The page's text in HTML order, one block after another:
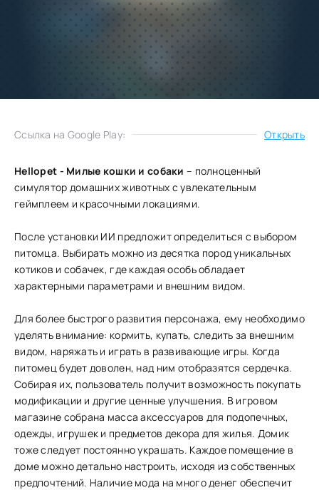
Запросить обновление
Ссылка на Google Play: Открыть
Hellopet - Милые кошки и собаки – полноценный
симулятор домашних животных с увлекательным
геймплеем и красочными локациями.
После установки ИИ предложит определиться с выбором
питомца. Выбирать можно из десятка пород уникальных
котиков и собачек, где каждая особь обладает
характерными параметрами и внешним видом.
Для более быстрого развития персонажа, ему необходимо
уделять внимание: кормить, купать, следить за внешним
видом, наряжать и играть в развивающие игры. Когда
питомец будет доволен, над ним отобразятся сердечка.
Собирая их, пользователь получит возможность покупать
модификации и другие ценные улучшения. В игровом
магазине собрана масса аксессуаров для подопечных,
одежды, игрушек и предметов декора для жилья. Домик
тоже следует постоянно украшать. Каждое помещение в
доме можно детально настроить, исходя из собственных
предпочтений. Наличие мода на много денег обеспечит